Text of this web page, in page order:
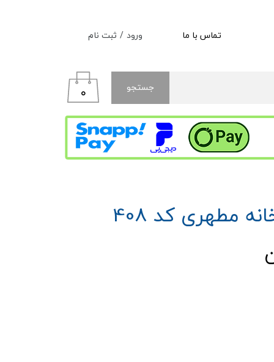
ورود / ثبت نام
تغییر گذر واژه
سفارشات
خروج از حساب کاربری
تماس با ما
جستجو ۰
مطهری کد 408